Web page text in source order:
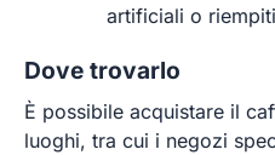
artificiali o
Dove trovarlo
È possibile acquistare il
luoghi, tra cui i negozi